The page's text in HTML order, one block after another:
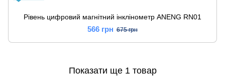
Рівень цифровий магнітний інклінометр ANENG RN01
566 грн 675 грн
Показати ще 1 товар